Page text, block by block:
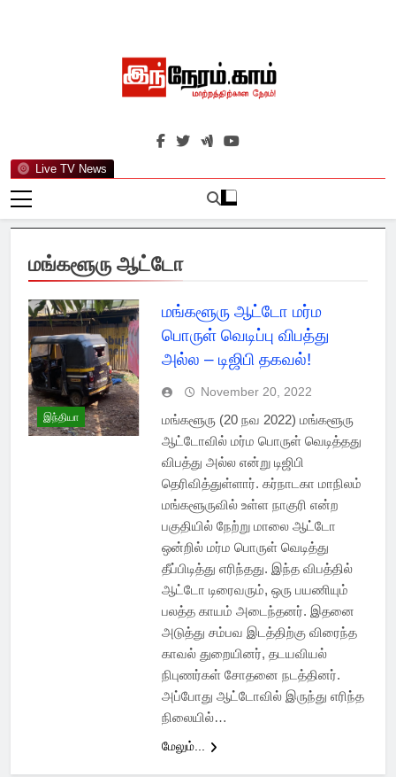
Live TV News
இந்நேரம்.காம்
செய்திகளுக்கு அப்பால்…
மங்களூரு ஆட்டோ
இந்தியா
மங்களூரு ஆட்டோ மர்ம
பொருள் வெடிப்பு விபத்து
அல்ல – டிஜிபி தகவல்!
November 20, 2022
மங்களூரு (20 நவ 2022) மங்களூரு
ஆட்டோவில் மர்ம பொருள் வெடித்தது
விபத்து அல்ல என்று டிஜிபி
தெரிவித்துள்ளார். கர்நாடகா மாநிலம்
மங்களூருவில் உள்ள நாகுரி என்ற
பகுதியில் நேற்று மாலை ஆட்டோ
ஒன்றில் மர்ம பொருள் வெடித்து
தீப்பிடித்து எரிந்தது. இந்த விபத்தில்
ஆட்டோ டிரைவரும், ஒரு பயணியும்
பலத்த காயம் அடைந்தனர். இதனை
அடுத்து சம்பவ இடத்திற்கு விரைந்த
காவல் துறையினர், தடயவியல்
நிபுணர்கள் சோதனை நடத்தினர்.
அப்போது ஆட்டோவில் இருந்து எரிந்த
நிலையில்…
மேலும்...